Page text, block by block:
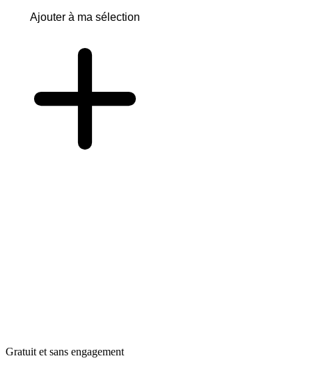
Ajouter à ma sélection
Gratuit et sans engagement